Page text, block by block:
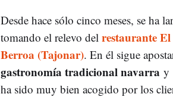
Desde hace sólo cinco meses, se ha
tomando el relevo del restaurante
Berroa (Tajonar). En él sigue
gastronomía tradicional navarra y
ha sido muy bien acogido por los